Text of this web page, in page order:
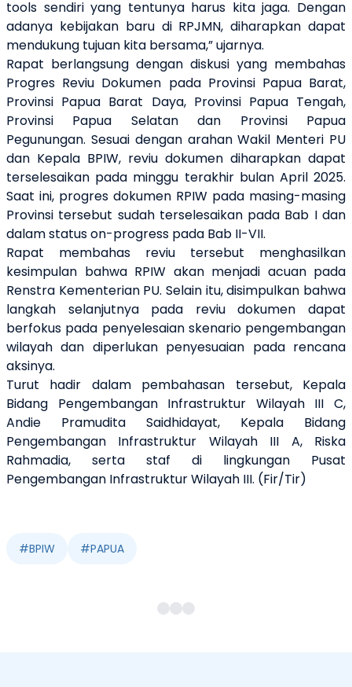
tools sendiri yang tentunya harus kita jaga. Dengan
adanya kebijakan baru di RPJMN, diharapkan dapat
mendukung tujuan kita bersama,” ujarnya.
Rapat berlangsung dengan diskusi yang membahas
Progres Reviu Dokumen pada Provinsi Papua Barat,
Provinsi Papua Barat Daya, Provinsi Papua Tengah,
Provinsi Papua Selatan dan Provinsi Papua
Pegunungan. Sesuai dengan arahan Wakil Menteri PU
dan Kepala BPIW, reviu dokumen diharapkan dapat
terselesaikan pada minggu terakhir bulan April 2025.
Saat ini, progres dokumen RPIW pada masing-masing
Provinsi tersebut sudah terselesaikan pada Bab I dan
dalam status on-progress pada Bab II-VII.
Rapat membahas reviu tersebut menghasilkan
kesimpulan bahwa RPIW akan menjadi acuan pada
Renstra Kementerian PU. Selain itu, disimpulkan bahwa
langkah selanjutnya pada reviu dokumen dapat
berfokus pada penyelesaian skenario pengembangan
wilayah dan diperlukan penyesuaian pada rencana
aksinya.
Turut hadir dalam pembahasan tersebut, Kepala
Bidang Pengembangan Infrastruktur Wilayah III C,
Andie Pramudita Saidhidayat, Kepala Bidang
Pengembangan Infrastruktur Wilayah III A, Riska
Rahmadia, serta staf di lingkungan Pusat
Pengembangan Infrastruktur Wilayah III. (Fir/Tir)
#BPIW #PAPUA